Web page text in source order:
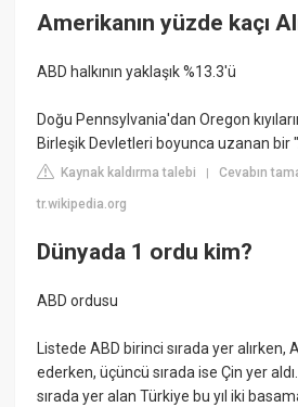
Amerikanın yüzde kaçı
ABD halkının yaklaşık %13.3'ü
Doğu Pennsylvania'dan Oregon
Birleşik Devletleri boyunca uzanan bir
Kaynak kaldırma talebi |Cevabın
tr.wikipedia.org
Dünyada 1 ordu kim?
ABD ordusu
Listede ABD birinci sırada yer alırken,
ederken, üçüncü sırada ise Çin yer
sırada yer alan Türkiye bu yıl iki